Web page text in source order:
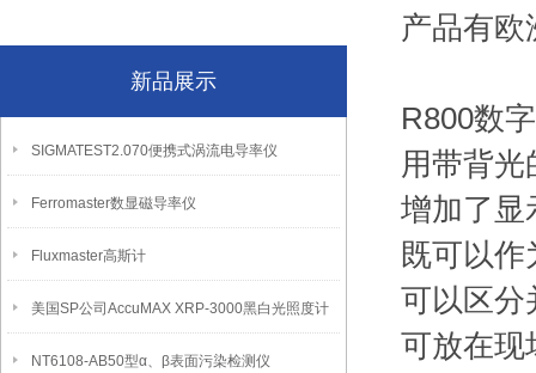
新品展示
SIGMATEST2.070便携式涡流电导率仪
Ferromaster数显磁导率仪
Fluxmaster高斯计
美国SP公司AccuMAX XRP-3000黑白光照度计
NT6108-AB50型α、β表面污染检测仪
产品有欧
R800数
用带背
增加了显
既可以
可以区分
可放在现